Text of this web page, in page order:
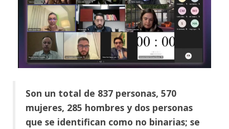
Son un total de 837 personas, 570
mujeres, 285 hombres y dos personas
que se identifican como no binarias; se